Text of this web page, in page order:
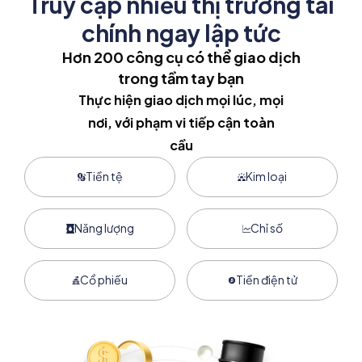
chính ngay lập tức
Hơn 200 công cụ có thể giao dịch
trong tầm tay bạn
Thực hiện giao dịch mọi lúc, mọi
nơi, với phạm vi tiếp cận toàn
cầu
Tiền tệ Kim loại
Năng lượng Chỉ số
Cổ phiếu Tiền điện tử